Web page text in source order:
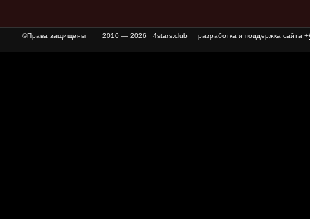
©Права защищены 2010 — 2026 4stars.club разработка и поддержка сайта +